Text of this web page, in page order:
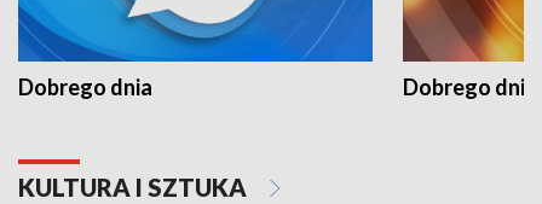
Dobrego dnia Dobrego dnia
KULTURA I SZTUKA